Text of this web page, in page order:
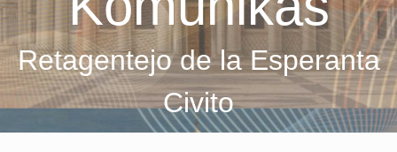
Retagentejo de la Esperanta
Civito